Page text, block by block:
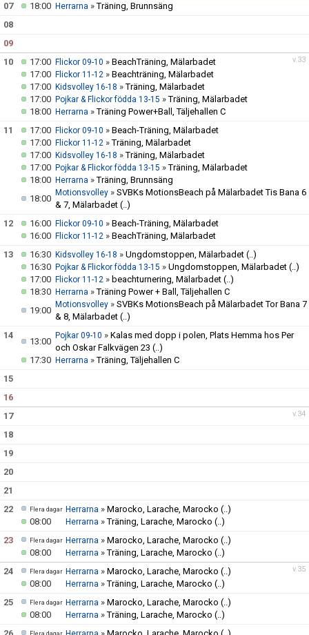
07
18:00 Herrarna »Träning, Brunnsäng
08
09
v.33
10 17:00 Flickor 09-10 » BeachTräning, Mälarbadet
17:00 Flickor 11-12 » Beachträning, Mälarbadet
17:00 Kidsvolley 16-18 »Träning, Mälarbadet
17:00 Pojkar & Flickor födda 13-15 »Träning, Mälarbadet
18:00 Herrarna »Träning Power+Ball, Täljehallen C
11
17:00 Flickor 09-10 » Beach-Träning, Mälarbadet
17:00 Flickor 11-12 »Träning, Mälarbadet
17:00 Kidsvolley 16-18 »Träning, Mälarbadet
17:00 Pojkar & Flickor födda 13-15 »Träning, Mälarbadet
18:00 Herrarna »Träning, Brunnsäng
18:00
Motionsvolley » SVBKs MotionsBeach på Mälarbadet Tis Bana 6
& 7, Mälarbadet (..)
12
16:00 Flickor 09-10 » Beach-Träning, Mälarbadet
16:00 Flickor 11-12 » BeachTräning, Mälarbadet
13
16:30 Kidsvolley 16-18 » Ungdomstoppen, Mälarbadet (..)
16:30 Pojkar & Flickor födda 13-15 » Ungdomstoppen, Mälarbadet (..)
17:00 Flickor 11-12 » beachturnering, Mälarbadet (..)
18:30 Herrarna »Träning Power + Ball, Täljehallen C
19:00
Motionsvolley » SVBKs MotionsBeach på Mälarbadet Tor Bana 7
& 8, Mälarbadet (..)
14
13:00
Pojkar 09-10 » Kalas med dopp i polen, Plats Hemma hos Per
och Oskar Falkvägen 23 (..)
17:30 Herrarna »Träning, Täljehallen C
15
16
v.34
17
18
19
20
21
22
Flera dagar Herrarna » Marocko, Larache, Marocko (..)
08:00
Herrarna »Träning, Larache, Marocko (..)
23
Flera dagar Herrarna » Marocko, Larache, Marocko (..)
08:00
Herrarna »Träning, Larache, Marocko (..)
v.35
24 Flera dagar Herrarna » Marocko, Larache, Marocko (..)
08:00
Herrarna »Träning, Larache, Marocko (..)
25
Flera dagar Herrarna » Marocko, Larache, Marocko (..)
08:00
Herrarna »Träning, Larache, Marocko (..)
Flera dagar